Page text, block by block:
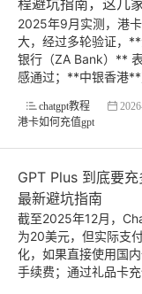
程避坑指南，这几
2025年9月实测，港
大，经过多轮验证，
银行（ZA Bank）**
感通过；**中银香港
chatgpt教程
港卡如何充值gpt
GPT Plus 到底要
最新避坑指南
截至2025年12月，
为20美元，但实际支
化，如果直接使用国
手续费；通过礼品卡